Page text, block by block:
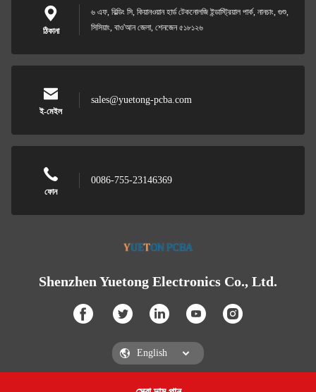
ঠিকানা
৬ এফ, বিল্ডিং সি, কিয়ানওয়ান হার্ড টেকনোলজি ইন্ডাস্ট্রিয়াল পার্ক, নানচাং, গুশু,
সিসিয়াং, বাও'আন জেলা, শেনজেন ৫১৮১২৬
ই-মেইল
sales@yuetong-pcba.com
ফোন
0086-755-23146369
Shenzhen Yuetong Electronics Co., Ltd.